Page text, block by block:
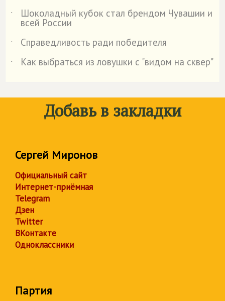
˙
Шоколадный кубок стал брендом Чувашии и
всей России
˙
Справедливость ради победителя
˙
Как выбраться из ловушки с "видом на сквер"
Добавь в закладки
Сергей Миронов
Официальный сайт
Интернет-приёмная
Telegram
Дзен
Twitter
ВКонтакте
Одноклассники
Партия